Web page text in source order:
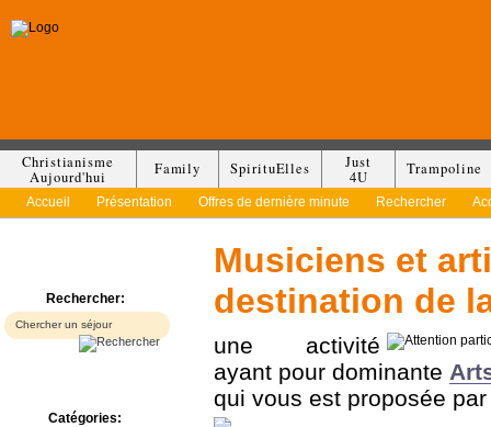
Christianisme
Aujourd'hui
Family SpirituElles
Just
4U
Trampoline
Accueil Présentation Offres de dernière minute Rechercher
Rechercher:
Catégories:
Musiciens et
destination de
une activité
ayant pour dominante
qui vous est proposée